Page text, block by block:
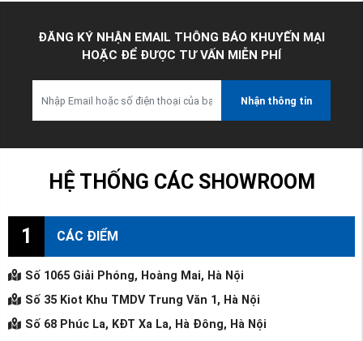
ĐĂNG KÝ NHẬN EMAIL THÔNG BÁO KHUYẾN MẠI
HOẶC ĐỂ ĐƯỢC TƯ VẤN MIỄN PHÍ
Nhận thông tin
HỆ THỐNG CÁC SHOWROOM
1 CÁC ĐIỂM
Số 1065 Giải Phóng, Hoàng Mai, Hà Nội
Số 35 Kiot Khu TMDV Trung Văn 1, Hà Nội
Số 68 Phúc La, KĐT Xa La, Hà Đông, Hà Nội